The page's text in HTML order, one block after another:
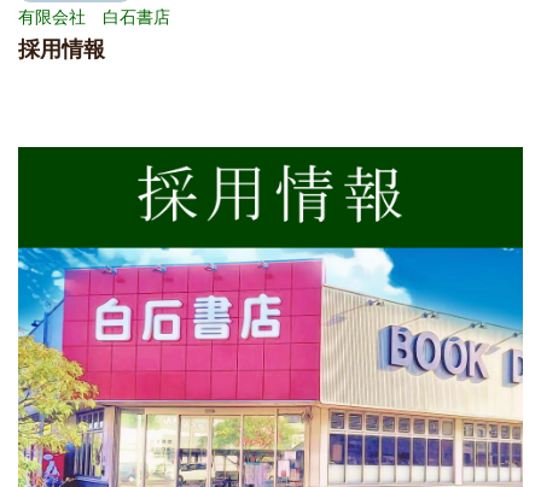
有限会社 白石書店
採用情報